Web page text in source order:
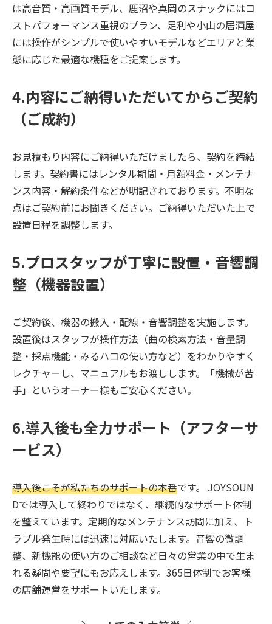
は高音質・高画質モデル、鹿沼や真岡のスナックにはコ
ストパフォーマンス重視のプラン、足利や小山の居酒屋
には操作がシンプルで使いやすいモデルなどエリアと業
態に応じた最適な機種をご提案します。
4.内容にご納得いただいてからご契約
（ご成約）
お見積もり内容にご納得いただけましたら、契約を締結
します。契約書にはレンタル期間・月額料金・メンテナ
ンス内容・解約条件などが明記されております。不明な
点はご契約前にお聞きください。ご納得いただいた上で
設置日程を調整します。
5.プロスタッフが丁寧に設置・音響調
整（機器設置）
ご契約後、機器の搬入・配線・音響調整を実施します。
設置後はスタッフが操作方法（曲の検索方法・音量調
整・採点機能・みるハコの使い方など）をわかりやすく
レクチャーし、マニュアルもお渡しします。「機械が苦
手」というオーナー様もご安心ください。
6.導入後も全力サポート（アフターサ
ービス）
導入後こそが私たちのサポートの本番です。 JOYSOUN
Dでは導入して終わりではなく、継続的なサポート体制
を整えています。定期的なメンテナンス訪問に加え、ト
ラブル発生時には迅速に対応いたします。音響の微調
整、新機能の使い方のご相談など日々の営業の中で生ま
れる疑問や要望にもお応えします。365日体制でお客様
の店舗運営をサポートいたします。